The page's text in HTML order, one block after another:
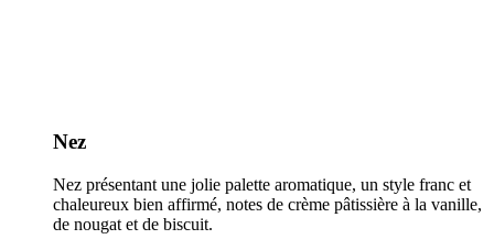
Nez
Nez présentant une jolie palette aromatique, un style franc et
chaleureux bien affirmé, notes de crème pâtissière à la vanille,
de nougat et de biscuit.